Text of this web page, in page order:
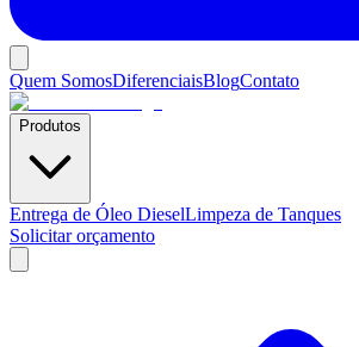
Quem SomosDiferenciaisBlogContato
Produtos
Entrega de Óleo DieselLimpeza de Tanques
Solicitar orçamento